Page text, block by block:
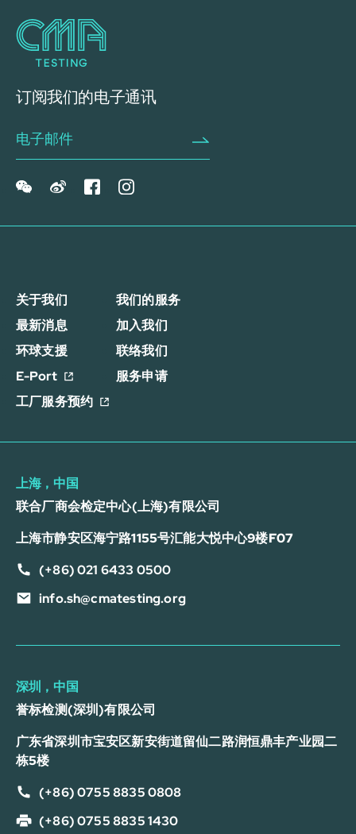
订阅我们的电子通讯
关于我们
我们的服务
最新消息
加入我们
环球支援
联络我们
E-Port
服务申请
工厂服务预约
上海，中国
联合厂商会检定中心(上海)有限公司
上海市静安区海宁路1155号汇能大悦中心9楼F07
(+86) 021 6433 0500
info.sh@cmatesting.org
深圳，中国
誉标检测(深圳)有限公司
广东省深圳市宝安区新安街道留仙二路润恒鼎丰产业园二
栋5楼
(+86) 0755 8835 0808
(+86) 0755 8835 1430